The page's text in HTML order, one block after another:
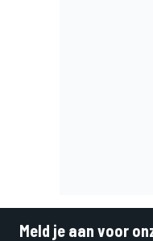
Meld je aan voor